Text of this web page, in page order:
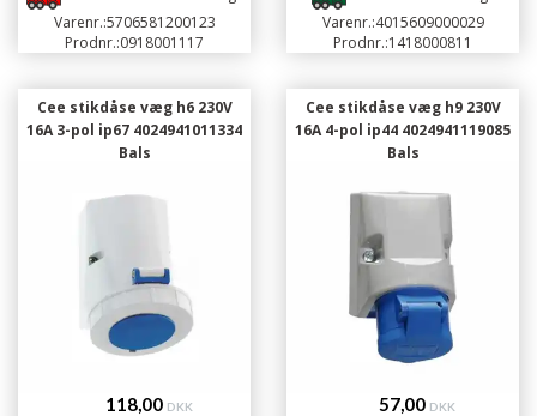
Varenr.:5706581200123
Prodnr.:0918001117
Varenr.:4015609000029
Prodnr.:1418000811
Cee stikdåse væg h6 230V
16A 3-pol ip67 4024941011334
Bals
118,00 DKK
Cee stikdåse væg h9 230V
16A 4-pol ip44 4024941119085
Bals
57,00 DKK